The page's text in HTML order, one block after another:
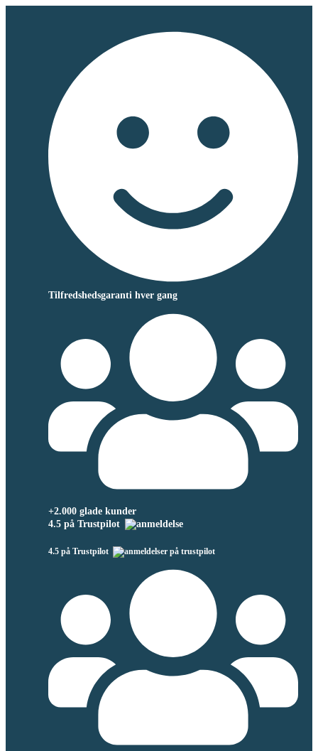
Tilfredshedsgaranti hver gang
+2.000 glade kunder
4.5 på Trustpilot
4.5 på Trustpilot